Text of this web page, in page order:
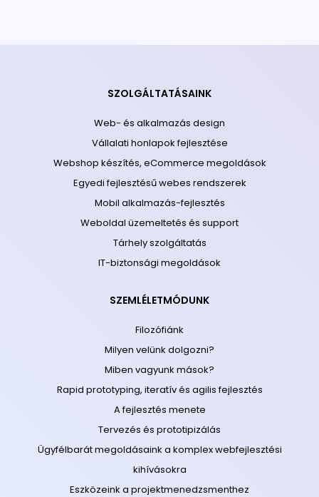
SZOLGÁLTATÁSAINK
Web- és alkalmazás design
Vállalati honlapok fejlesztése
Webshop készítés, eCommerce megoldások
Egyedi fejlesztésű webes rendszerek
Mobil alkalmazás-fejlesztés
Weboldal üzemeltetés és support
Tárhely szolgáltatás
IT-biztonsági megoldások
SZEMLÉLETMÓDUNK
Filozófiánk
Milyen velünk dolgozni?
Miben vagyunk mások?
Rapid prototyping, iteratív és agilis fejlesztés
A fejlesztés menete
Tervezés és prototipizálás
Ügyfélbarát megoldásaink a komplex webfejlesztési
kihívásokra
Eszközeink a projektmenedzsmenthez